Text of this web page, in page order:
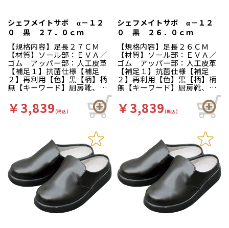
クッション性の良いインソー
ルが長時間の立ち作業をサポ
ートします。足幅ゆったり３
Ｅサイズ…つま先部分までゆ
ったりとした３Ｅ設計。
クッション性の良いインソー
ルが長時間の立ち作業をサポ
ートします。足幅ゆったり３
Ｅサイズ…つま先部分までゆ
ったりとした３Ｅ設計。
シェフメイトサボ α－１２
０ 黒 ２７．０ｃｍ
【規格内容】足長２７ＣＭ
【材質】ソール部：ＥＶＡ／
ゴム アッパー部：人工皮革
【補足１】抗菌仕様【補足
２】再利用【色】黒【柄】柄
無【キーワード】厨房靴、滑
りにくい、工場 カカトが低
く、脱ぎ履きしやすいサボタ
イプ。クッション性が良く、
疲れにくさや滑りにくさはα－
す。食品加工厨房用スニーカ
ー「シェフメイト」は清潔・
耐滑・快適を基本コンセプト
に開発されました。滑りにく
い…滑りにくい防滑グリット
ソールには他方向に効くウィ
ンドミルパターンを採用。滑
りやすい床や雨の日等にも優
れた防滑性を発揮します。疲
れにくい…靴自体が軽量で、
￥3,839(税込)
シェフメイトサボ α－１２
０ 黒 ２６．０ｃｍ
【規格内容】足長２６ＣＭ
【材質】ソール部：ＥＶＡ／
ゴム アッパー部：人工皮革
【補足１】抗菌仕様【補足
２】再利用【色】黒【柄】柄
無【キーワード】厨房靴、滑
りにくい、工場 カカトが低
く、脱ぎ履きしやすいサボタ
イプ。クッション性が良く、
疲れにくさや滑りにくさはα－
す。食品加工厨房用スニーカ
ー「シェフメイト」は清潔・
耐滑・快適を基本コンセプト
に開発されました。滑りにく
い…滑りにくい防滑グリット
ソールには他方向に効くウィ
ンドミルパターンを採用。滑
りやすい床や雨の日等にも優
れた防滑性を発揮します。疲
れにくい…靴自体が軽量で、
￥3,839(税込)